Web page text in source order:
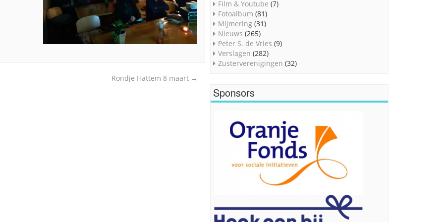
Rondje Hattem 8 maart →
Film & Youtube (7)
Fotoalbum (81)
Mijmering (31)
Nieuws (265)
Peter S. de Vries (9)
Verslagen (282)
Zusterverenigingen (32)
Sponsors